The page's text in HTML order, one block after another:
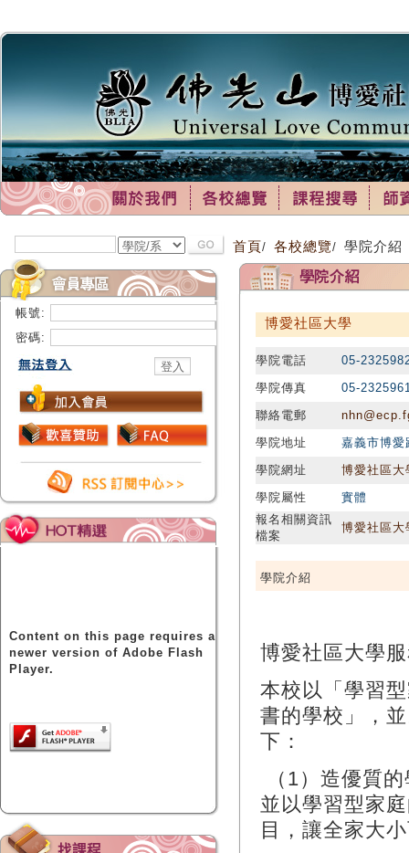
帳號:
密碼:
Content on this page requires a
newer version of Adobe Flash
Player.
首頁/ 各校總覽/ 學院介紹
博愛社區大學
學院電話
05-
學院傳真
05-
聯絡電郵
學院地址
嘉義市博
學院網址
博愛社區大
學院屬性
實體
報名相關資訊
檔案
博愛社區大
學院介紹
博愛社區大學
本校以「學習
書的學校」，
下：
（1）造優質
並以學習型家
目，讓全家大